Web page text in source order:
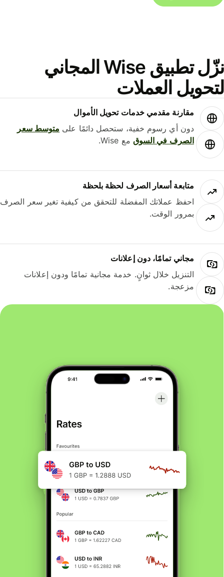
نزّل تطبيق Wise المجاني
العملات
مقارنة مقدمي خدمات تحويل الأموال
دون أي رسوم خفية، ستحصل دائمًا علىمتوسط ​​سعر
الصرف في السوقمع Wise.
متابعة أسعار الصرف لحظة بلحظة
احفظ عملاتك المفضلة للتحقق من كيفية تغير سعر الصرف
بمرور الوقت.
مجاني تمامًا، دون إعلانات
التنزيل خلال ثوانٍ. خدمة مجانية تمامًا ودون إعلانات
مزعجة.